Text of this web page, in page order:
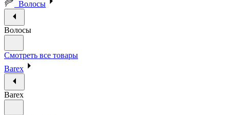
Волосы
Волосы
Смотреть все товары
Barex
Barex